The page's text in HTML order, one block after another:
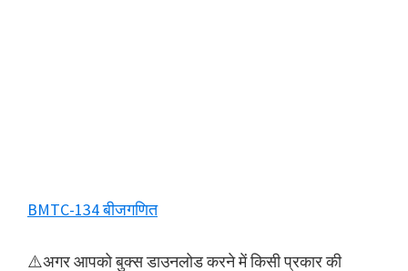
BMTC-134 बीजगणित
⚠️अगर आपको बुक्स डाउनलोड करने में किसी प्रकार की